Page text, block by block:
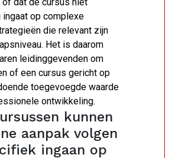
op complexe
die relevant zijn
Het is daarom
leidinggevenden om
of een cursus gericht op
toegevoegde waarde
ontwikkeling.
kunnen
aanpak volgen
ingaan op